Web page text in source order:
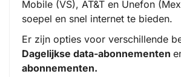
Mobile (VS), AT&T en Unefon
soepel en snel internet te bieden.
Er zijn opties voor verschillende
Dagelijkse data-abonnementen
abonnementen.